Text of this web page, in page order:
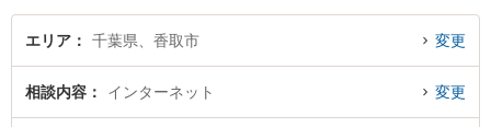
石原 卓治弁護士のプロフィール情報や弁護士費用、強みなどが注目されていま
す。『香取市で土日や夜間に発生したインターネットのトラブルを今すぐに弁
の弁護士に相談予約したい』などでお困りの相談者さんにおすすめです。
エリア 千葉県、香取市 変更
相談内容 インターネット 変更